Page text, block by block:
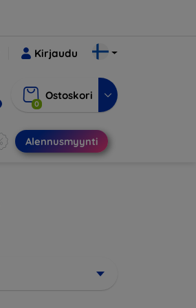
Kirjaudu
0
Ostoskori
Alennusmyynti